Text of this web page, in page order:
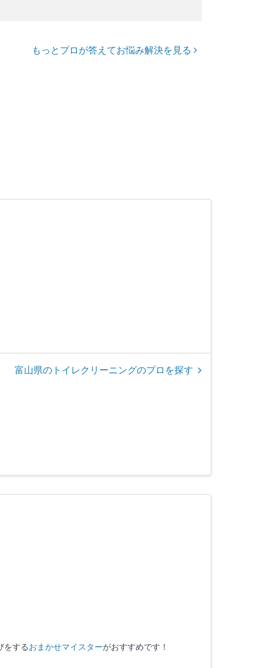
もっとプロが答えてお悩み解決を見る
富山県のトイレクリーニングのプロを探す
をする おまかせマイスターがおすすめです！